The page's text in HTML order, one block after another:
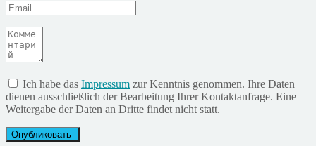
Ich habe das Impressum zur Kenntnis genommen. Ihre Daten
dienen ausschließlich der Bearbeitung Ihrer Kontaktanfrage. Eine
Weitergabe der Daten an Dritte findet nicht statt.